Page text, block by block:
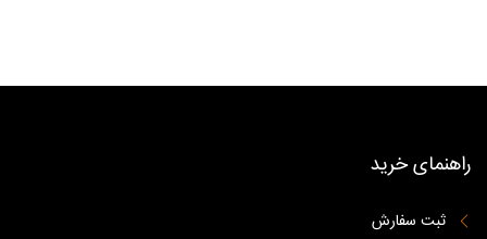
راهنمای خرید
ثبت سفارش